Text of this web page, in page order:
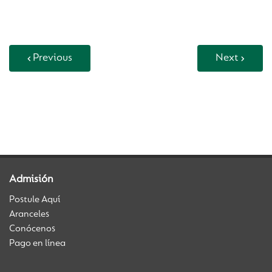
Previous Next
Admisión
Postule Aquí
Aranceles
Conócenos
Pago en línea